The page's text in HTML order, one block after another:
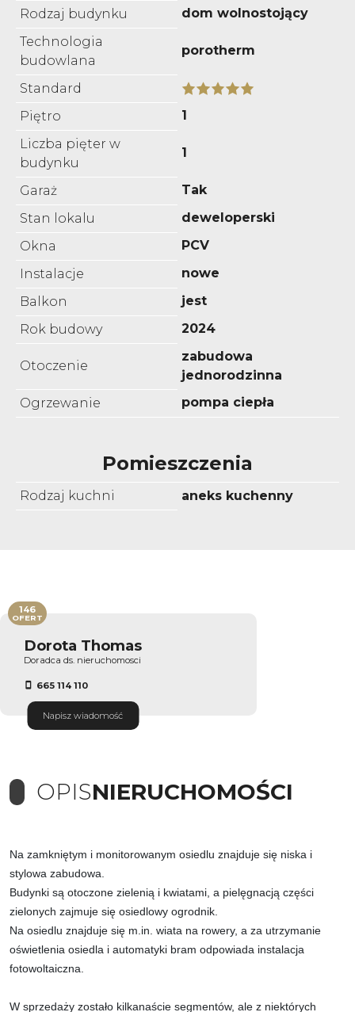
Rodzaj budynku
dom wolnostojący
Technologia
budowlana
porotherm
Standard
Piętro
1
Liczba pięter w
budynku
1
Garaż
Tak
Stan lokalu
deweloperski
Okna
PCV
Instalacje
nowe
Balkon
jest
Rok budowy
2024
Otoczenie
zabudowa
jednorodzinna
Ogrzewanie
pompa ciepła
Pomieszczenia
Rodzaj kuchni aneks kuchenny
Dorota Thomas
Doradca ds. nieruchomosci
665 114 110
Napisz wiadomość
146
OFERT
OPISNIERUCHOMOŚCI
Na zamkniętym i monitorowanym osiedlu znajduje się niska i
stylowa zabudowa.
Budynki są otoczone zielenią i kwiatami, a pielęgnacją części
zielonych zajmuje się osiedlowy ogrodnik.
Na osiedlu znajduje się m.in. wiata na rowery, a za utrzymanie
oświetlenia osiedla i automatyki bram odpowiada instalacja
fotowoltaiczna.
W sprzedaży zostało kilkanaście segmentów, ale z niektórych